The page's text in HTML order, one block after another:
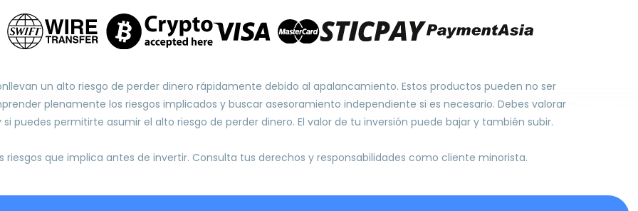
un alto riesgo de perder dinero rápidamente debido al apalancamiento. Estos productos pueden no ser
plenamente los riesgos implicados y buscar asesoramiento independiente si es necesario. Debes valorar
puedes permitirte asumir el alto riesgo de perder dinero. El valor de tu inversión puede bajar y también subir.
que implica antes de invertir. Consulta tus derechos y responsabilidades como cliente minorista.